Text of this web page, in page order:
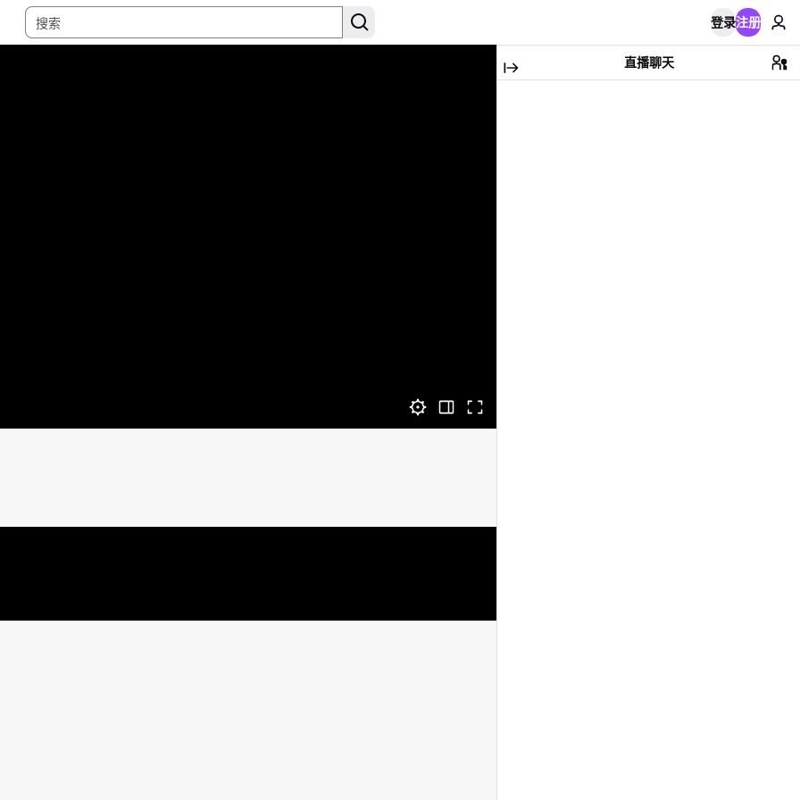
登录注册
直播聊天